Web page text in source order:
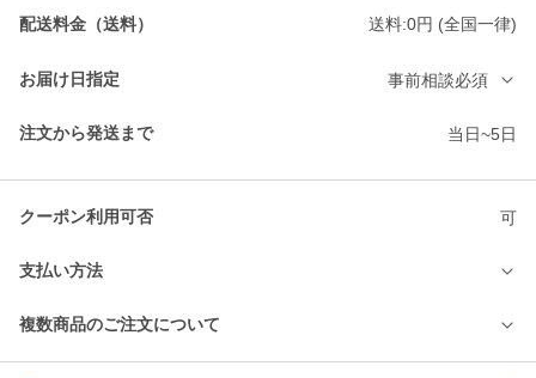
配送料金（送料） 送料:0円 (全国一律)
お届け日指定 事前相談必須
注文から発送まで 当日~5日
クーポン利用可否 可
支払い方法
複数商品のご注文について